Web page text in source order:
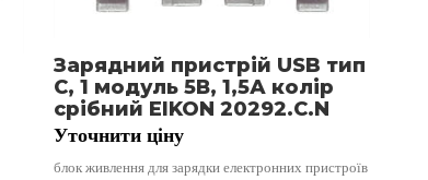
Зарядний пристрій USB тип
C, 1 модуль 5В, 1,5А колір
срібний EIKON 20292.C.N
Уточнити ціну
блок живлення для зарядки електронних пристроїв